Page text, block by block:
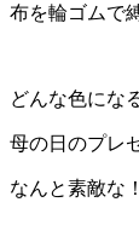
布を輪ゴムで
どんな色にな
母の日のプレ
なんと素敵な